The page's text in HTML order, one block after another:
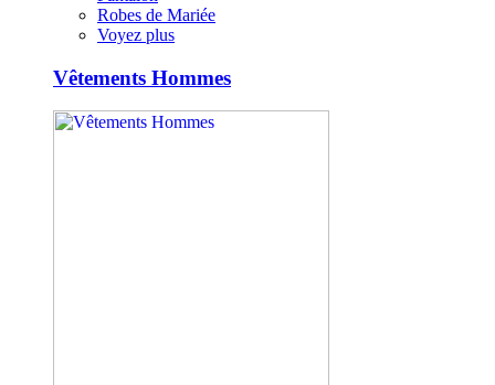
Robes de Mariée
Voyez plus
Vêtements Hommes